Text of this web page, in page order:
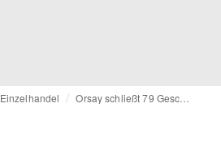
Einzelhandel